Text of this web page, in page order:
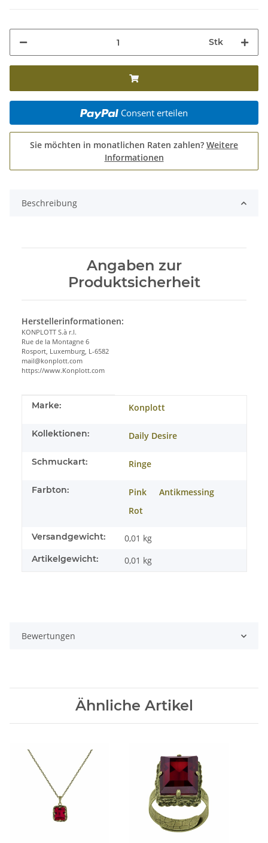
Stk
Consent erteilen
Sie möchten in monatlichen Raten zahlen? Weitere
Informationen
Beschreibung
Angaben zur
Produktsicherheit
Herstellerinformationen:
KONPLOTT S.à r.l.
Rue de la Montagne 6
Rosport, Luxemburg, L-6582
mail@konplott.com
https://www.Konplott.com
Produkteigenschaft
Wert
Marke: Konplott
Kollektionen: Daily Desire
Schmuckart: Ringe
Farbton: Pink
Antikmessing
Rot
Versandgewicht: 0,01 kg
Artikelgewicht: 0,01 kg
Bewertungen
Ähnliche Artikel